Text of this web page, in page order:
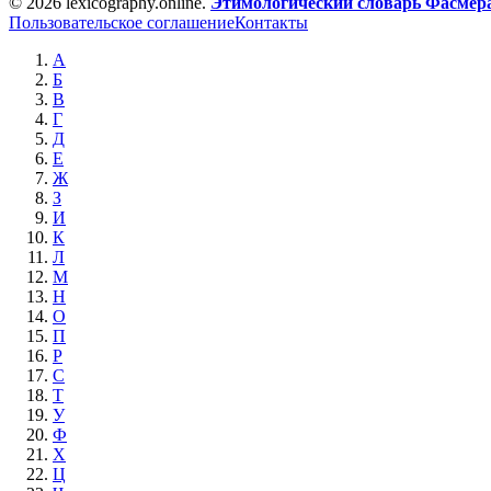
Пользовательское соглашениеКонтакты
А
Б
В
Г
Д
Е
Ж
З
И
К
Л
М
Н
О
П
Р
С
Т
У
Ф
Х
Ц